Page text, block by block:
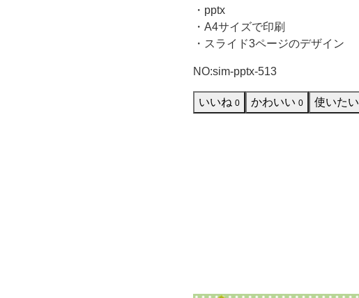
ン
の
背
景
・pptx
・A4サイズで印刷
・スライド3ページのデザイン
NO:sim-pptx-513
いいね 0 かわいい 0 使いたい